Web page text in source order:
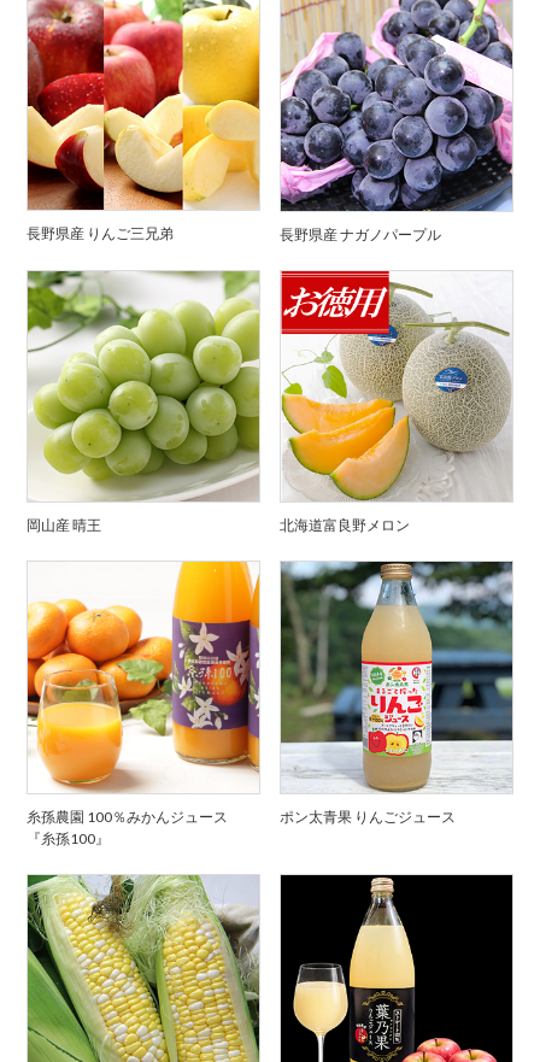
長野県産 りんご三兄弟 長野県産 ナガノパープル
岡山産 晴王 北海道富良野メロン
糸孫農園 100％みかんジュース
『糸孫100』
ポン太青果 りんごジュース